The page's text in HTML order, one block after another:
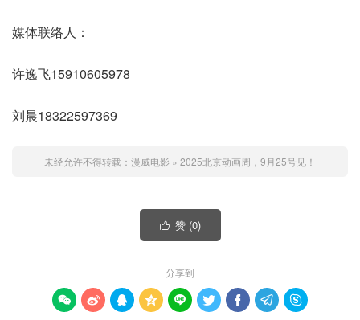
媒体联络人：
许逸飞15910605978
刘晨18322597369
未经允许不得转载： 漫威电影 » 2025北京动画周，9月25号见！
 赞 (0)
分享到
        